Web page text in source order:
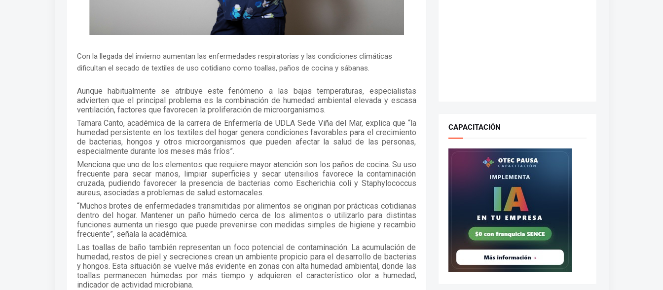
Con la llegada del invierno aumentan las enfermedades respiratorias y las condiciones climáticas
dificultan el secado de textiles de uso cotidiano como toallas, paños de cocina y sábanas.
Aunque habitualmente se atribuye este fenómeno a las bajas temperaturas, especialistas
advierten que el principal problema es la combinación de humedad ambiental elevada y escasa
ventilación, factores que favorecen la proliferación de microorganismos.
Tamara Canto, académica de la carrera de Enfermería de UDLA Sede Viña del Mar, explica que “la
humedad persistente en los textiles del hogar genera condiciones favorables para el crecimiento
de bacterias, hongos y otros microorganismos que pueden afectar la salud de las personas,
especialmente durante los meses más fríos”.
Menciona que uno de los elementos que requiere mayor atención son los paños de cocina. Su uso
frecuente para secar manos, limpiar superficies y secar utensilios favorece la contaminación
cruzada, pudiendo favorecer la presencia de bacterias como Escherichia coli y Staphylococcus
aureus, asociadas a problemas de salud estomacales.
“Muchos brotes de enfermedades transmitidas por alimentos se originan por prácticas cotidianas
dentro del hogar. Mantener un paño húmedo cerca de los alimentos o utilizarlo para distintas
funciones aumenta un riesgo que puede prevenirse con medidas simples de higiene y recambio
frecuente”, señala la académica.
Las toallas de baño también representan un foco potencial de contaminación. La acumulación de
humedad, restos de piel y secreciones crean un ambiente propicio para el desarrollo de bacterias
y hongos. Esta situación se vuelve más evidente en zonas con alta humedad ambiental, donde las
toallas permanecen húmedas por más tiempo y adquieren el característico olor a humedad,
indicador de actividad microbiana.
CAPACITACIÓN